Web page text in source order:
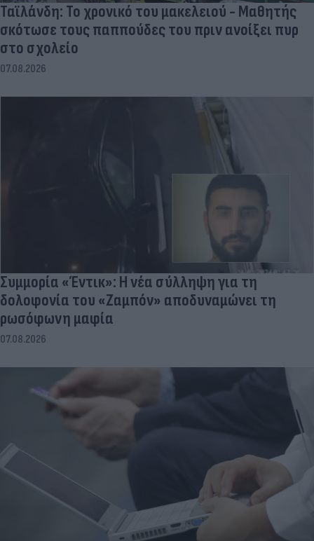
Ταϊλάνδη: Το χρονικό του μακελειού - Μαθητής
σκότωσε τους παππούδες του πριν ανοίξει πυρ
στο σχολείο
07.08.2026
Συμμορία «Έντικ»: Η νέα σύλληψη για τη
δολοφονία του «Ζαμπόν» αποδυναμώνει τη
ρωσόφωνη μαφία
07.08.2026